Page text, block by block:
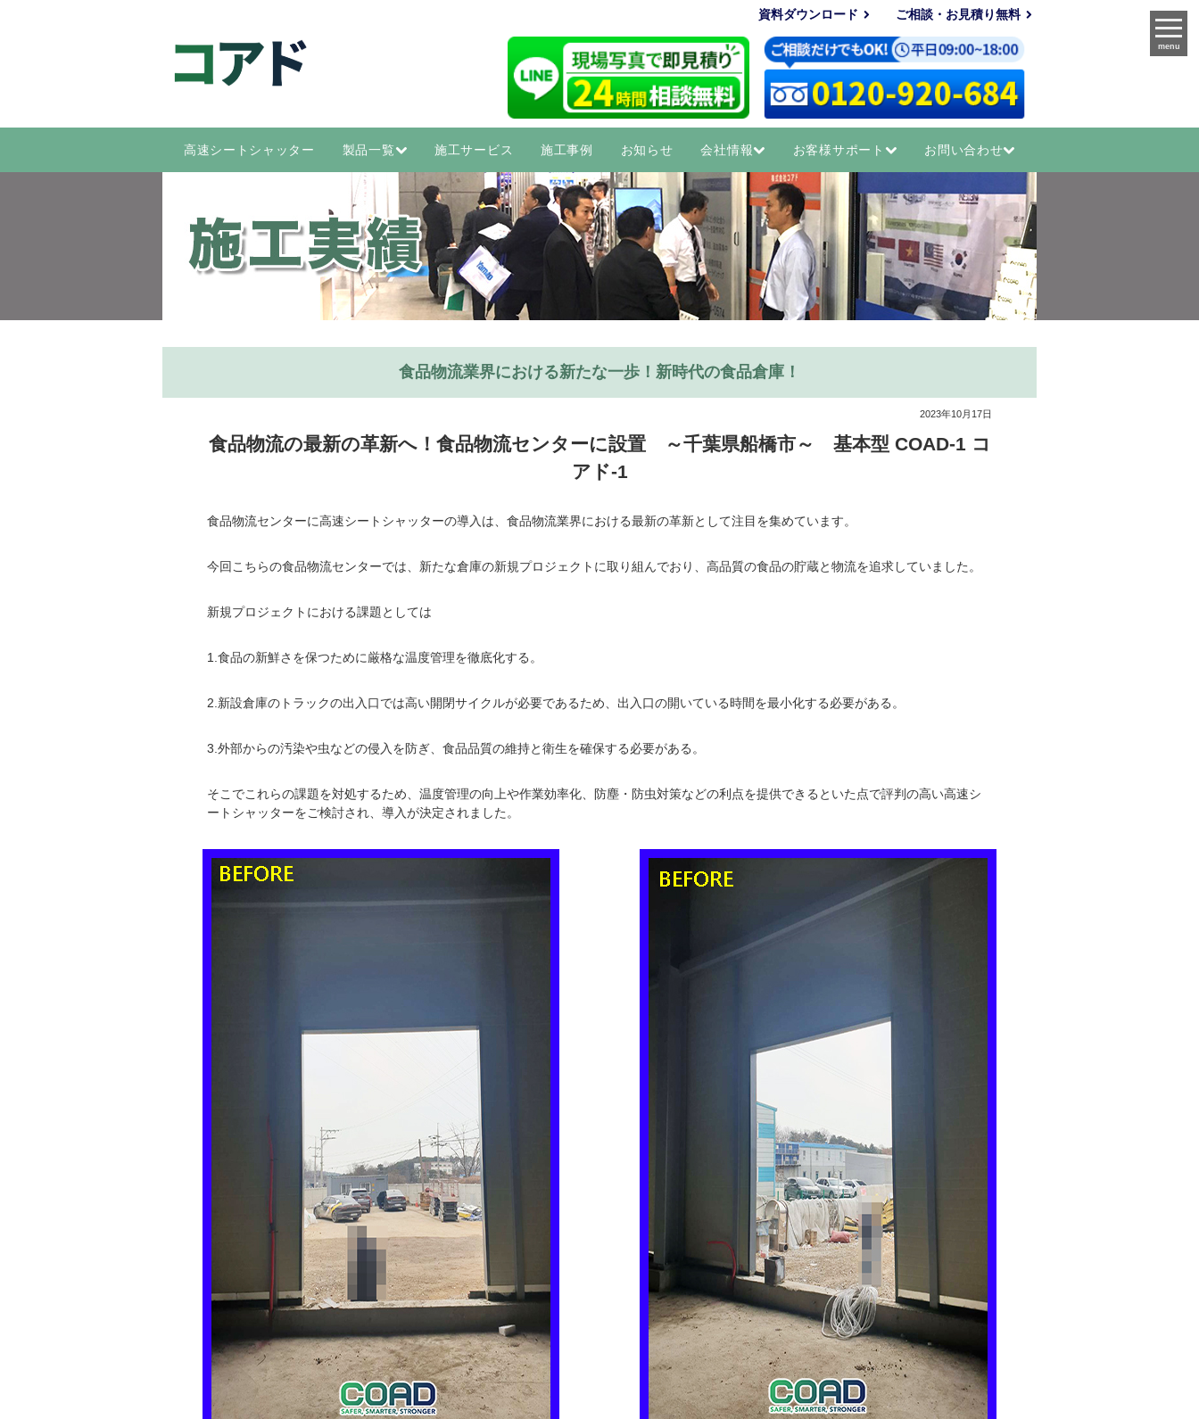
資料ダウンロード ご相談・お見積り無料
menu
高速シートシャッター 製品一覧 施工サービス 施工事例 お知らせ 会社情報 お客様サポート お問い合わせ
食品物流業界における新たな一歩！新時代の食品倉庫！
2023年10月17日
食品物流の最新の革新へ！食品物流センターに設置 ～千葉県船橋市～ 基本型 COAD-1 コ
アド-1
食品物流センターに高速シートシャッターの導入は、食品物流業界における最新の革新として注目を集めています。
今回こちらの食品物流センターでは、新たな倉庫の新規プロジェクトに取り組んでおり、高品質の食品の貯蔵と物流を追求していました。
新規プロジェクトにおける課題としては
1.食品の新鮮さを保つために厳格な温度管理を徹底化する。
2.新設倉庫のトラックの出入口では高い開閉サイクルが必要であるため、出入口の開いている時間を最小化する必要がある。
3.外部からの汚染や虫などの侵入を防ぎ、食品品質の維持と衛生を確保する必要がある。
そこでこれらの課題を対処するため、温度管理の向上や作業効率化、防塵・防虫対策などの利点を提供できるといた点で評判の高い高速シ
ートシャッターをご検討され、導入が決定されました。